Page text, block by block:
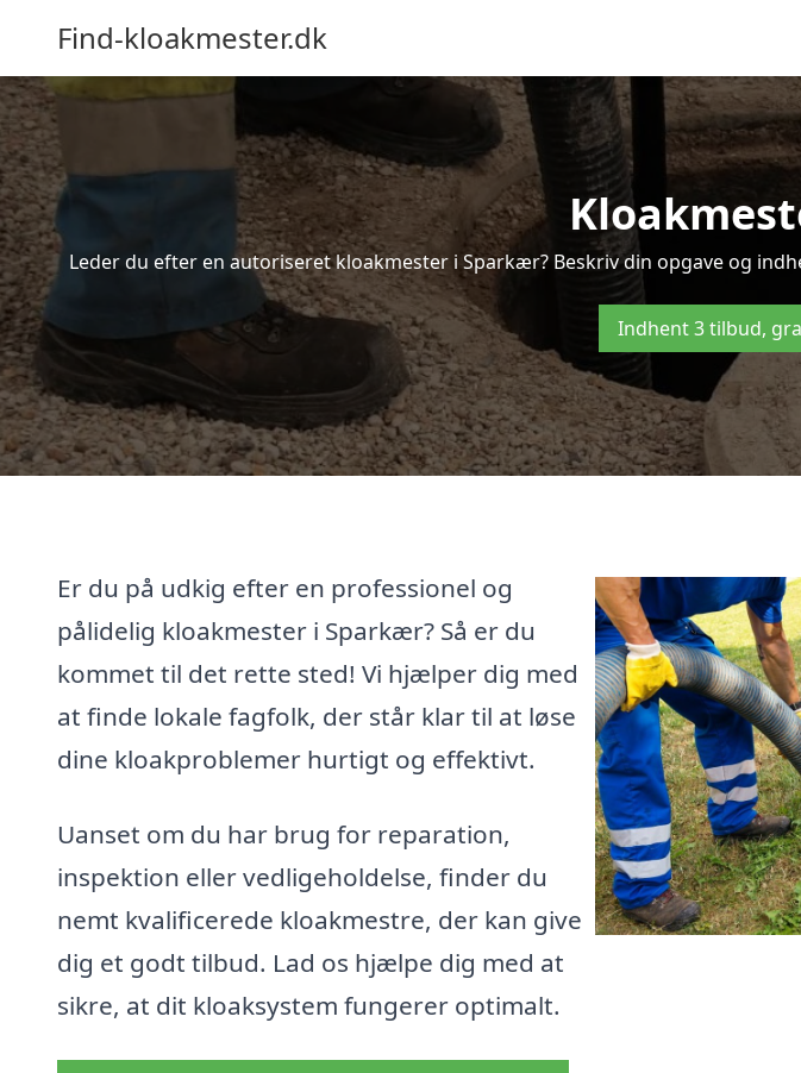
Find-kloakmester.dk
Leder du efter en autoriseret kloakmester i Sparkær? Beskriv din opgave og
Indhent 3 tilbud,
Er du på udkig efter en professionel og
pålidelig kloakmester i Sparkær? Så er du
kommet til det rette sted! Vi hjælper dig med
at finde lokale fagfolk, der står klar til at løse
dine kloakproblemer hurtigt og effektivt.
Uanset om du har brug for reparation,
inspektion eller vedligeholdelse, finder du
nemt kvalificerede kloakmestre, der kan give
dig et godt tilbud. Lad os hjælpe dig med at
sikre, at dit kloaksystem fungerer optimalt.